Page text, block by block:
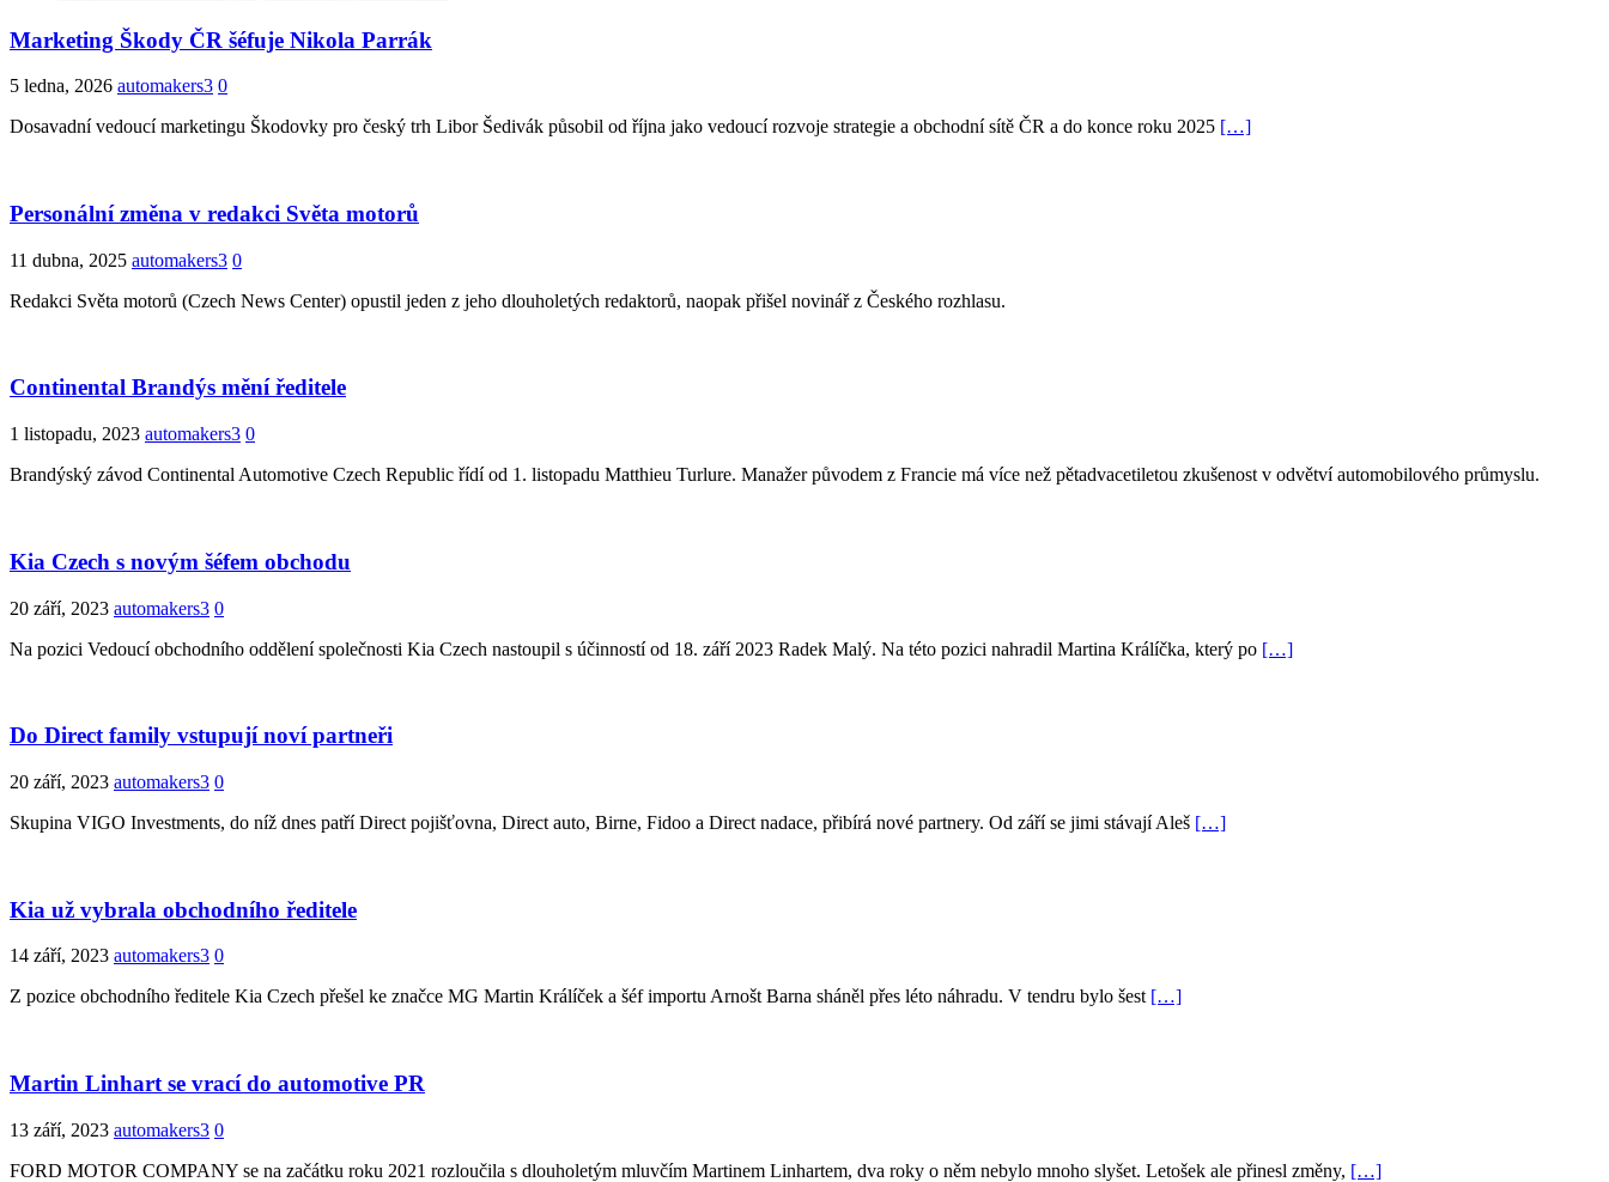
Marketing Škody ČR šéfuje Nikola Parrák
5 ledna, 2026 automakers3 0
Dosavadní vedoucí marketingu Škodovky pro český trh Libor Šedivák působil od října jako vedoucí rozvoje strategie a obchodní sítě ČR a do konce roku 2025 […]
Personální změna v redakci Světa motorů
11 dubna, 2025 automakers3 0
Redakci Světa motorů (Czech News Center) opustil jeden z jeho dlouholetých redaktorů, naopak přišel novinář z Českého rozhlasu.
Continental Brandýs mění ředitele
1 listopadu, 2023 automakers3 0
Brandýský závod Continental Automotive Czech Republic řídí od 1. listopadu Matthieu Turlure. Manažer původem z Francie má více než pětadvacetiletou zkušenost v odvětví automobilového průmyslu.
Kia Czech s novým šéfem obchodu
20 září, 2023 automakers3 0
Na pozici Vedoucí obchodního oddělení společnosti Kia Czech nastoupil s účinností od 18. září 2023 Radek Malý. Na této pozici nahradil Martina Králíčka, který po […]
Do Direct family vstupují noví partneři
20 září, 2023 automakers3 0
Skupina VIGO Investments, do níž dnes patří Direct pojišťovna, Direct auto, Birne, Fidoo a Direct nadace, přibírá nové partnery. Od září se jimi stávají Aleš […]
Kia už vybrala obchodního ředitele
14 září, 2023 automakers3 0
Z pozice obchodního ředitele Kia Czech přešel ke značce MG Martin Králíček a šéf importu Arnošt Barna sháněl přes léto náhradu. V tendru bylo šest […]
Martin Linhart se vrací do automotive PR
13 září, 2023 automakers3 0
FORD MOTOR COMPANY se na začátku roku 2021 rozloučila s dlouholetým mluvčím Martinem Linhartem, dva roky o něm nebylo mnoho slyšet. Letošek ale přinesl změny, […]